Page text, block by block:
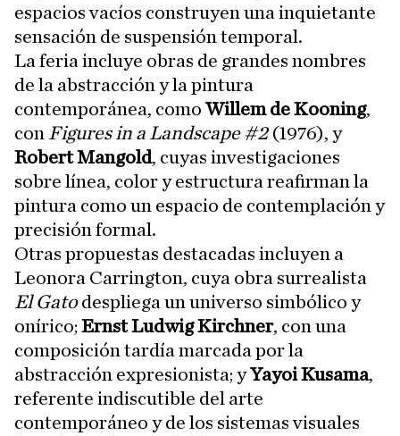
espacios vacíos construyen una inquietante
sensación de suspensión temporal.
La feria incluye obras de grandes nombres
de la abstracción y la pintura
contemporánea, como Willem de Kooning,
con Figures in a Landscape #2(1976), y
Robert Mangold, cuyas investigaciones
sobre línea, color y estructura reafirman la
pintura como un espacio de contemplación y
precisión formal.
Otras propuestas destacadas incluyen a
Leonora Carrington, cuya obra surrealista
El Gatodespliega un universo simbólico y
onírico; Ernst Ludwig Kirchner, con una
composición tardía marcada por la
abstracción expresionista; yYayoi Kusama,
referente indiscutible del arte
contemporáneo y de los sistemas visuales